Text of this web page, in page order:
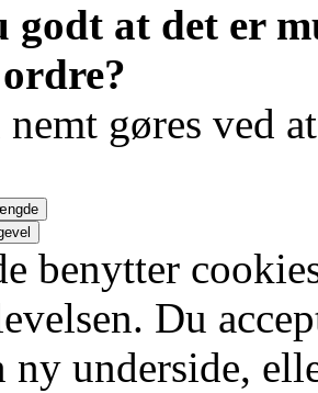
godt at det er
nemt gøres ved
benytter
Du
ny underside,